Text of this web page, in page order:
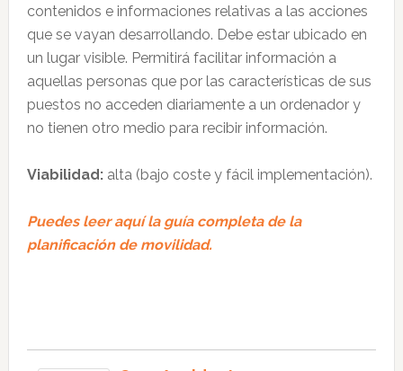
contenidos e informaciones relativas a las acciones
que se vayan desarrollando. Debe estar ubicado en
un lugar visible. Permitirá facilitar información a
aquellas personas que por las características de sus
puestos no acceden diariamente a un ordenador y
no tienen otro medio para recibir información.
Viabilidad:alta (bajo coste y fácil implementación).
Puedes leer aquí la guía completa de la
planificación de movilidad.